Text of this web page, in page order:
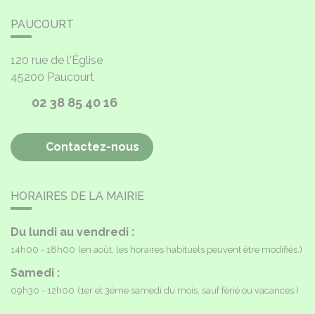
PAUCOURT
120 rue de l'Église
45200 Paucourt
02 38 85 40 16
Contactez-nous
HORAIRES DE LA MAIRIE
Du lundi au vendredi :
14h00 - 18h00 (en août, les horaires habituels peuvent être modifiés.)
Samedi :
09h30 - 12h00 (1er et 3ème samedi du mois, sauf férié ou vacances.)